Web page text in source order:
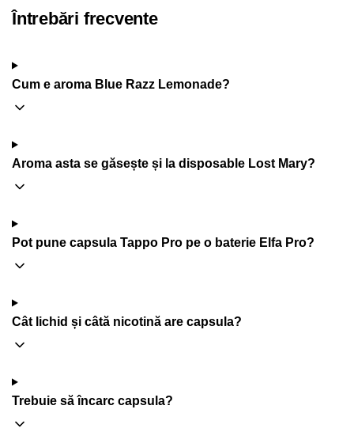
Întrebări frecvente
Cum e aroma Blue Razz Lemonade?
Aroma asta se găsește și la disposable Lost Mary?
Pot pune capsula Tappo Pro pe o baterie Elfa Pro?
Cât lichid și câtă nicotină are capsula?
Trebuie să încarc capsula?